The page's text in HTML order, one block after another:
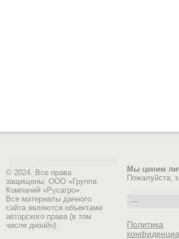
© 2024. Все права
защищены. ООО «Группа
Компаний «Русагро».
Все материалы данного
сайта являются объектами
авторского права (в том
числе дизайн).
Мы ценим
Пожалуйста,
Политика